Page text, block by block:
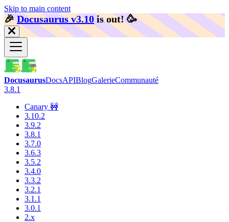
Skip to main content
🎉️Docusaurus v3.10 is out! 🥳️
DocusaurusDocsAPIBlogGalerieCommunauté
3.8.1
Canary 🚧
3.10.2
3.9.2
3.8.1
3.7.0
3.6.3
3.5.2
3.4.0
3.3.2
3.2.1
3.1.1
3.0.1
2.x